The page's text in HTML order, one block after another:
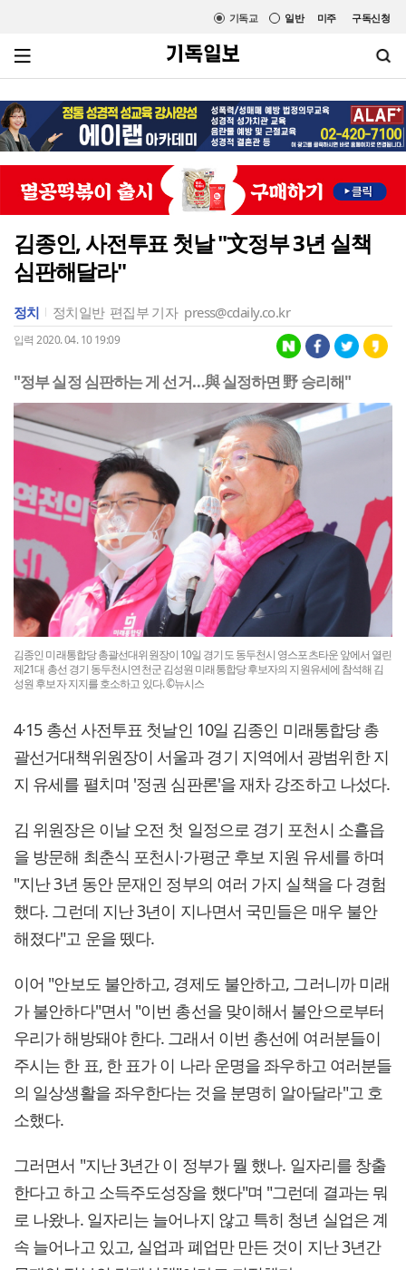
미주 구독신청
일반
기독교
김종인, 사전투표 첫날 "文정부 3년 실책
심판해달라"
정치 정치일반 편집부 기자 press@cdaily.co.kr
입력 2020. 04. 10 19:09
"정부 실정 심판하는 게 선거…與 실정하면 野 승리해"
김종인 미래통합당 총괄선대위원장이 10일 경기도 동두천시 영스포츠타운 앞에서 열린
제21대 총선 경기 동두천시연천군 김성원 미래통합당 후보자의 지원유세에 참석해 김
성원 후보자 지지를 호소하고 있다. ©뉴시스
4·15 총선 사전투표 첫날인 10일 김종인 미래통합당 총
괄선거대책위원장이 서울과 경기 지역에서 광범위한 지
지 유세를 펼치며 '정권 심판론'을 재차 강조하고 나섰다.
김 위원장은 이날 오전 첫 일정으로 경기 포천시 소흘읍
을 방문해 최춘식 포천시·가평군 후보 지원 유세를 하며
"지난 3년 동안 문재인 정부의 여러 가지 실책을 다 경험
했다. 그런데 지난 3년이 지나면서 국민들은 매우 불안
해졌다"고 운을 뗐다.
이어 "안보도 불안하고, 경제도 불안하고, 그러니까 미래
가 불안하다"면서 "이번 총선을 맞이해서 불안으로부터
우리가 해방돼야 한다. 그래서 이번 총선에 여러분들이
주시는 한 표, 한 표가 이 나라 운명을 좌우하고 여러분들
의 일상생활을 좌우한다는 것을 분명히 알아달라"고 호
소했다.
그러면서 "지난 3년간 이 정부가 뭘 했나. 일자리를 창출
한다고 하고 소득주도성장을 했다"며 "그런데 결과는 뭐
로 나왔나. 일자리는 늘어나지 않고 특히 청년 실업은 계
속 늘어나고 있고, 실업과 폐업만 만든 것이 지난 3년간